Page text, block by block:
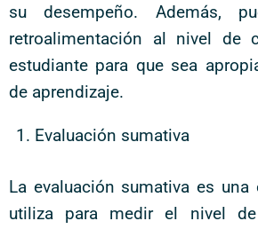
su desempeño. Además,
retroalimentación al nivel de
estudiante para que sea
de aprendizaje.
Evaluación sumativa
La evaluación sumativa es una
utiliza para medir el nivel de